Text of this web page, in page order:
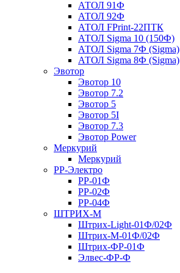
АТОЛ 91Ф
АТОЛ 92Ф
АТОЛ FPrint-22ПТК
АТОЛ Sigma 10 (150Ф)
АТОЛ Sigma 7Ф (Sigma)
АТОЛ Sigma 8Ф (Sigma)
Эвотор
Эвотор 10
Эвотор 7.2
Эвотор 5
Эвотор 5I
Эвотор 7.3
Эвотор Power
Меркурий
Меркурий
РР-Электро
РР-01Ф
РР-02Ф
РР-04Ф
ШТРИХ-М
Штрих-Light-01Ф/02Ф
Штрих-М-01Ф/02Ф
Штрих-ФР-01Ф
Элвес-ФР-Ф